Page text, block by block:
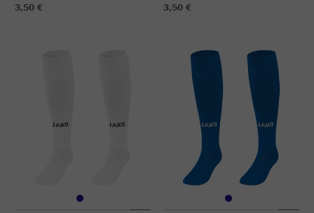
3,50 €
3,50 €